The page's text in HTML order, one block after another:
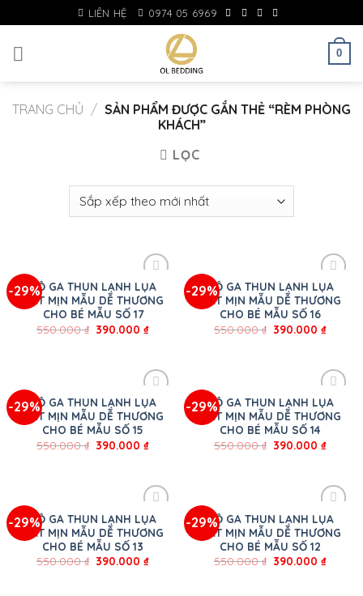
to
content
LIÊN HỆ 0974 05 6969
0
TRANG CHỦ / SẢN PHẨM ĐƯỢC GẮN THẺ “RÈM PHÒNG
KHÁCH”
LỌC
-29%BỘ GA THUN LẠNH LỤA
MÁT MỊN MẪU DỄ THƯƠNG
CHO BÉ MẪU SỐ 17
550.000₫ 390.000₫
-29%BỘ GA THUN LẠNH LỤA
MÁT MỊN MẪU DỄ THƯƠNG
CHO BÉ MẪU SỐ 16
550.000₫ 390.000₫
-29%BỘ GA THUN LẠNH LỤA
MÁT MỊN MẪU DỄ THƯƠNG
CHO BÉ MẪU SỐ 15
550.000₫ 390.000₫
-29%BỘ GA THUN LẠNH LỤA
MÁT MỊN MẪU DỄ THƯƠNG
CHO BÉ MẪU SỐ 14
550.000₫ 390.000₫
-29%BỘ GA THUN LẠNH LỤA
MÁT MỊN MẪU DỄ THƯƠNG
CHO BÉ MẪU SỐ 13
550.000₫ 390.000₫
-29%BỘ GA THUN LẠNH LỤA
MÁT MỊN MẪU DỄ THƯƠNG
CHO BÉ MẪU SỐ 12
550.000₫ 390.000₫